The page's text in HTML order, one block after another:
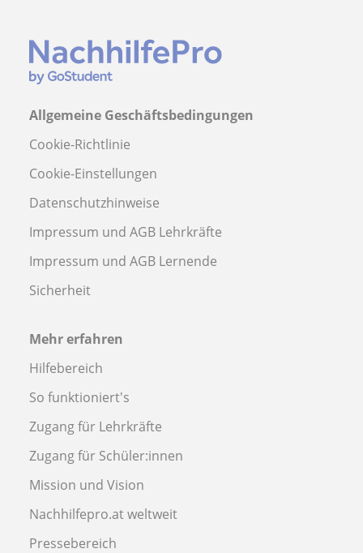
Allgemeine Geschäftsbedingungen
Cookie-Richtlinie
Cookie-Einstellungen
Datenschutzhinweise
Impressum und AGB Lehrkräfte
Impressum und AGB Lernende
Sicherheit
Mehr erfahren
Hilfebereich
So funktioniert's
Zugang für Lehrkräfte
Zugang für Schüler:innen
Mission und Vision
Nachhilfepro.at weltweit
Pressebereich